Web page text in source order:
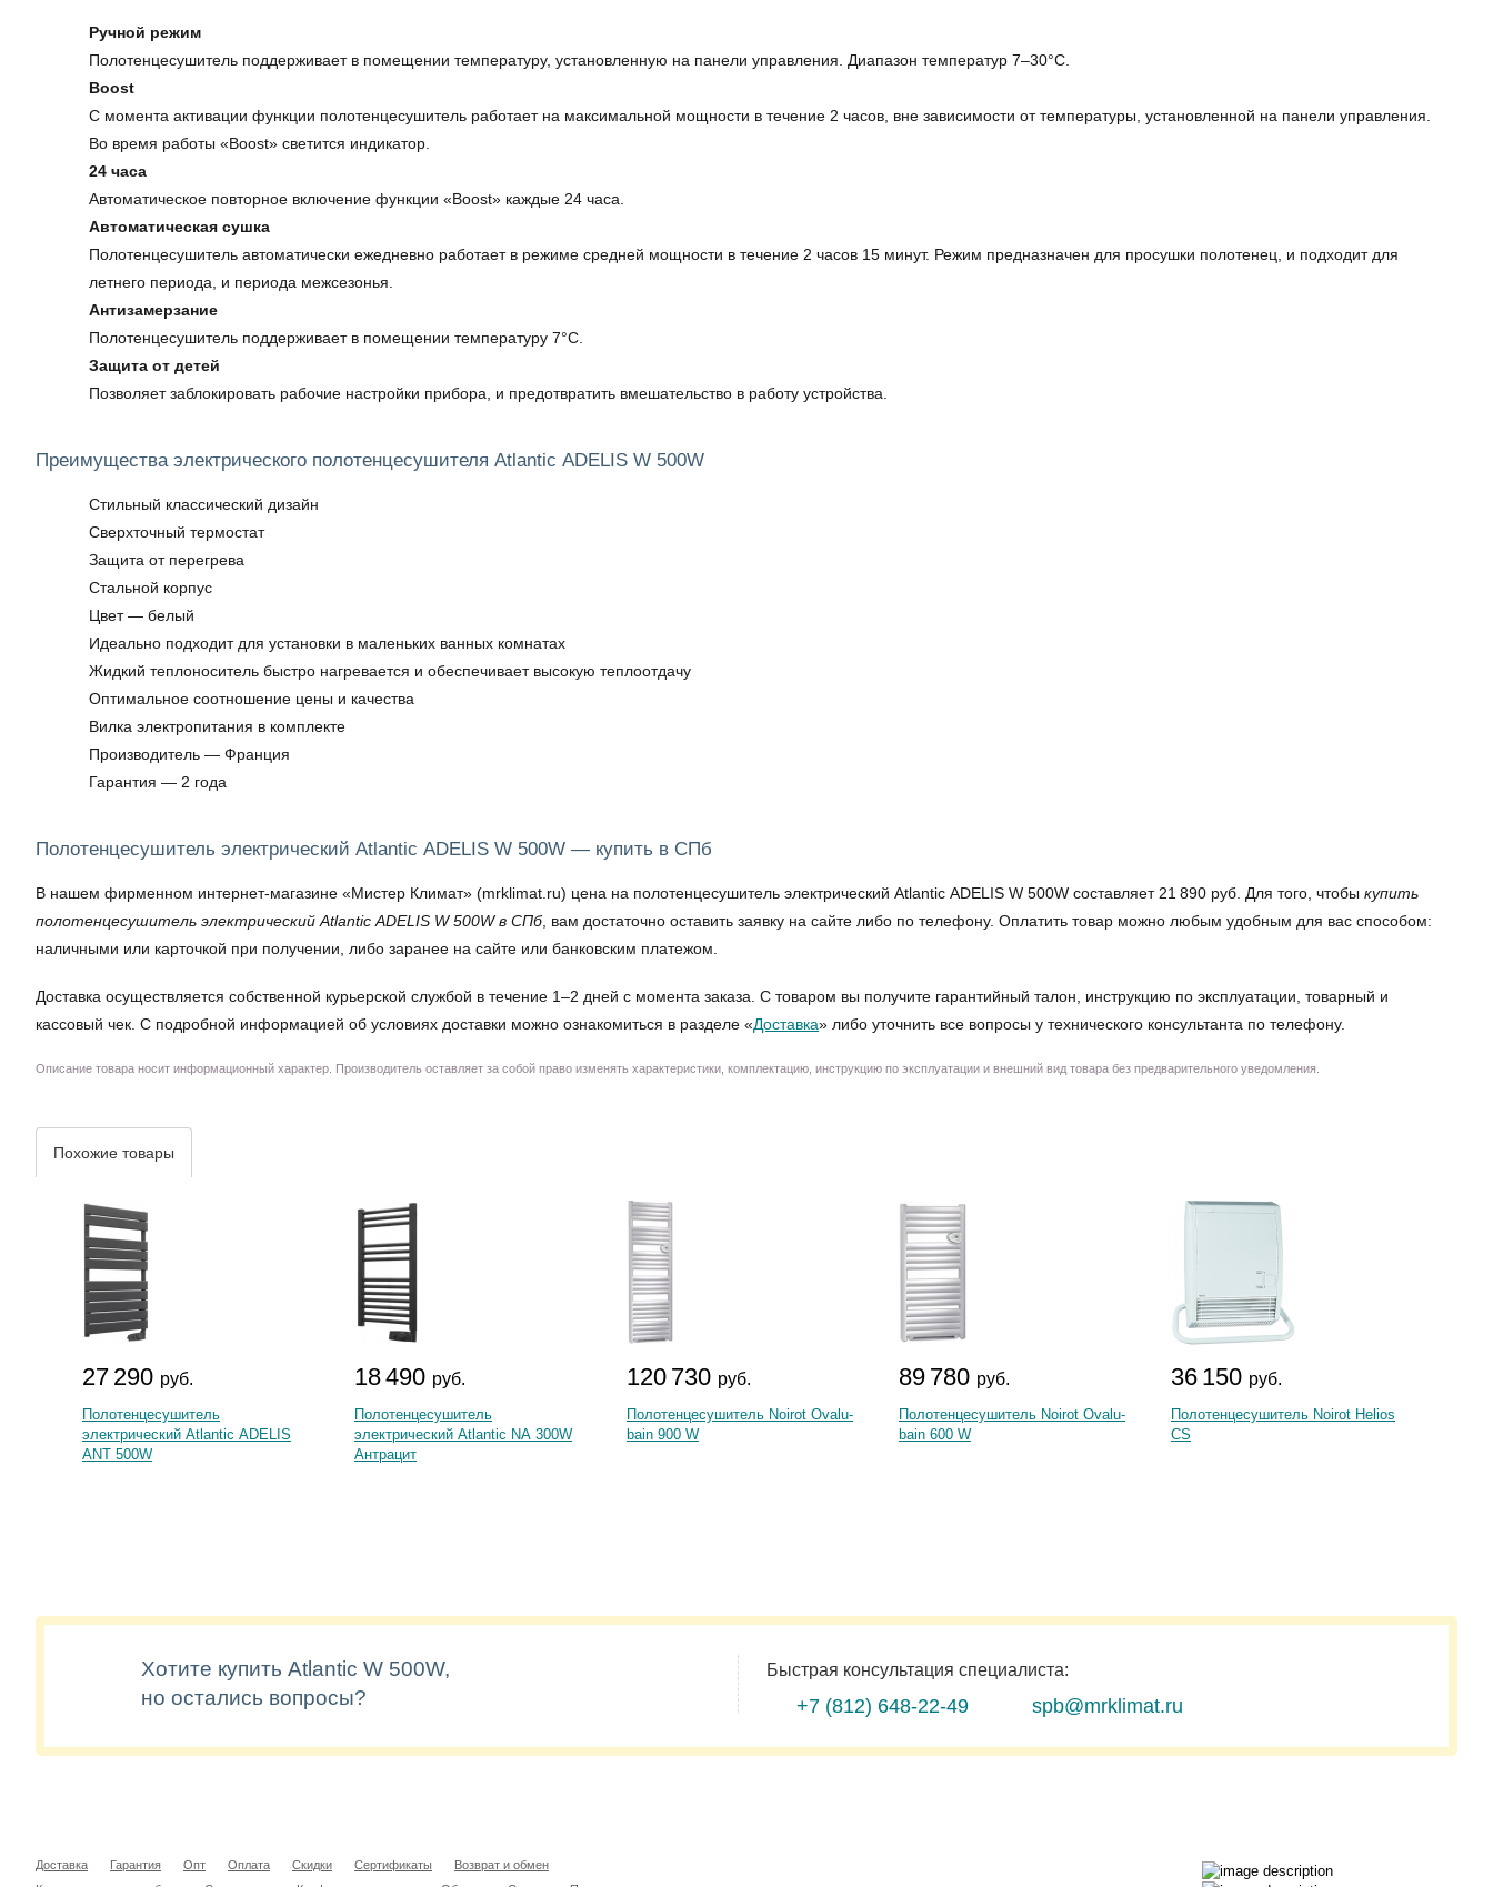
Ручной режим
Полотенцесушитель поддерживает в помещении температуру, установленную на панели управления. Диапазон температур 7–30°С.
Boost
С момента активации функции полотенцесушитель работает на максимальной мощности в течение 2 часов, вне зависимости от температуры, установленной на панели управления.
Во время работы «Boost» светится индикатор.
24 часа
Автоматическое повторное включение функции «Boost» каждые 24 часа.
Автоматическая сушка
Полотенцесушитель автоматически ежедневно работает в режиме средней мощности в течение 2 часов 15 минут. Режим предназначен для просушки полотенец, и подходит для
летнего периода, и периода межсезонья.
Антизамерзание
Полотенцесушитель поддерживает в помещении температуру 7°С.
Защита от детей
Позволяет заблокировать рабочие настройки прибора, и предотвратить вмешательство в работу устройства.
Преимущества электрического полотенцесушителя Atlantic ADELIS W 500W
Стильный классический дизайн
Сверхточный термостат
Защита от перегрева
Стальной корпус
Цвет — белый
Идеально подходит для установки в маленьких ванных комнатах
Жидкий теплоноситель быстро нагревается и обеспечивает высокую теплоотдачу
Оптимальное соотношение цены и качества
Вилка электропитания в комплекте
Производитель — Франция
Гарантия — 2 года
Полотенцесушитель электрический Atlantic ADELIS W 500W — купить в СПб
В нашем фирменном интернет-магазине «Мистер Климат» (mrklimat.ru) цена на полотенцесушитель электрический Atlantic ADELIS W 500W составляет 21 890 руб. Для того, чтобы купить
полотенцесушитель электрический Atlantic ADELIS W 500W в СПб, вам достаточно оставить заявку на сайте либо по телефону. Оплатить товар можно любым удобным для вас способом:
наличными или карточкой при получении, либо заранее на сайте или банковским платежом.
Доставка осуществляется собственной курьерской службой в течение 1–2 дней с момента заказа. С товаром вы получите гарантийный талон, инструкцию по эксплуатации, товарный и
кассовый чек. С подробной информацией об условиях доставки можно ознакомиться в разделе «Доставка» либо уточнить все вопросы у технического консультанта по телефону.
Описание товара носит информационный характер. Производитель оставляет за собой право изменять характеристики, комплектацию, инструкцию по эксплуатации и внешний вид товара без предварительного уведомления.
Похожие товары
27 290 руб.
Полотенцесушитель
электрический Atlantic ADELIS
ANT 500W
18 490 руб.
Полотенцесушитель
электрический Atlantic NA 300W
Антрацит
120 730 руб.
Полотенцесушитель Noirot Ovalu-
bain 900 W
89 780 руб.
Полотенцесушитель Noirot Ovalu-
bain 600 W
36 150 руб.
Полотенцесушитель Noirot Helios
CS
Хотите купить Atlantic W 500W,
но остались вопросы?
Быстрая консультация специалиста:
+7 (812) 648-22-49 spb@mrklimat.ru
Доставка Гарантия Опт Оплата Скидки Сертификаты
Возврат и обмен